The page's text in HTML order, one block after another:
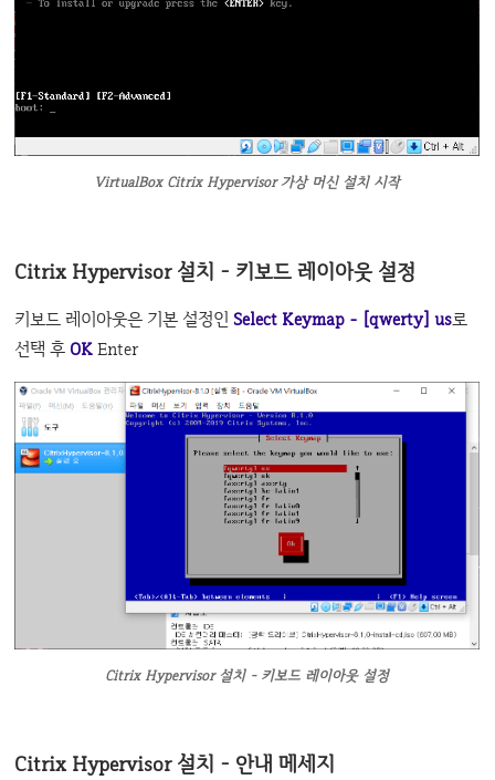
VirtualBox Citrix Hypervisor 가상 머신 설치 시작
Citrix Hypervisor 설치 - 키보드 레이아웃 설정
키보드 레이아웃은 기본 설정인Select Keymap - [qwerty] us로
선택 후 OKEnter
Citrix Hypervisor 설치 - 키보드 레이아웃 설정
Citrix Hypervisor 설치 - 안내 메세지